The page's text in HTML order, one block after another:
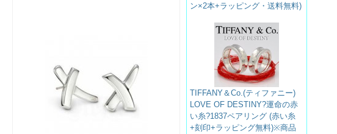
ン×2本+ラッピング・送料無料)
TIFFANY＆Co.(ティファニー)
LOVE OF DESTINY?運命の赤
い糸?1837ペアリング (赤い糸
+刻印+ラッピング無料)※商品